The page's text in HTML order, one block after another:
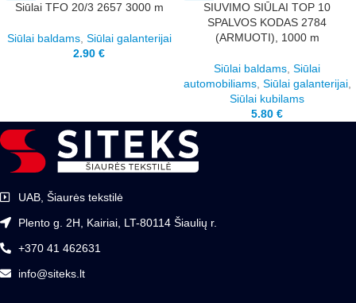
Siūlai TFO 20/3 2657 3000 m
Siūlai baldams, Siūlai galanterijai
2.90 €
SIUVIMO SIŪLAI TOP 10
SPALVOS KODAS 2784
(ARMUOTI), 1000 m
Siūlai baldams, Siūlai
automobiliams, Siūlai galanterijai,
Siūlai kubilams
5.80 €
UAB, Šiaurės tekstilė
Plento g. 2H, Kairiai, LT-80114 Šiaulių r.
+370 41 462631
info@siteks.lt